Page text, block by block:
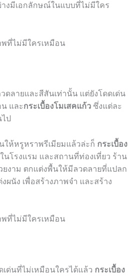
งมีเอกลักษณ์ในแบบที่ไม่มีใคร
ดลายและสีสันเท่านั้น แต่ยังโดดเด่น
น และกระเบื้องโมเสคแก้ว ซึ่งแต่ละ
ป
ให้หรูหราพรีเมียมแล้วล่ะก็ กระเบื้อง
นโรงแรม และสถานที่ท่องเที่ยว ร้าน
ยงาม ตกแต่งพื้นให้มีลวดลายที่แปลก
ผนัง เพื่อสร้างภาพจำ และสร้าง
ด่นที่ไม่เหมือนใครได้แล้ว กระเบื้อง